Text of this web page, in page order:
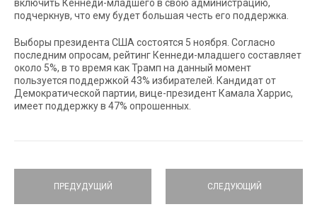
включить Кеннеди-младшего в свою администрацию,
подчеркнув, что ему будет большая честь его поддержка.
Выборы президента США состоятся 5 ноября. Согласно
последним опросам, рейтинг Кеннеди-младшего составляет
около 5%, в то время как Трамп на данный момент
пользуется поддержкой 43% избирателей. Кандидат от
Демократической партии, вице-президент Камала Харрис,
имеет поддержку в 47% опрошенных.
ПРЕДУДУЩИЙ СЛЕДУЮЩИЙ